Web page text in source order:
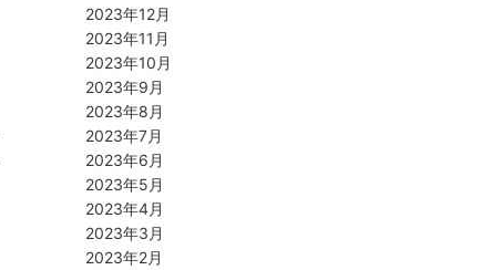
2023年12月
2023年11月
2023年10月
2023年9月
2023年8月
2023年7月
2023年6月
2023年5月
2023年4月
2023年3月
2023年2月